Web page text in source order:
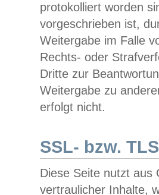
protokolliert worden
vorgeschrieben ist,
Weitergabe im Falle
Rechts- oder
Dritte zur
Weitergabe zu
erfolgt nicht.
SSL- bzw.
Diese Seite nutzt aus
vertraulicher Inhalte,